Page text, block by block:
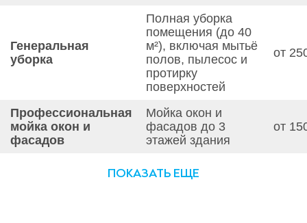
Генеральная
уборка
Полная уборка
помещения (до 40
м²), включая мытьё
полов, пылесос и
протирку
поверхностей
от
Профессиональная
мойка окон и
фасадов
Мойка окон и
фасадов до 3
этажей здания
от
ПОКАЗАТЬ ЕЩЕ